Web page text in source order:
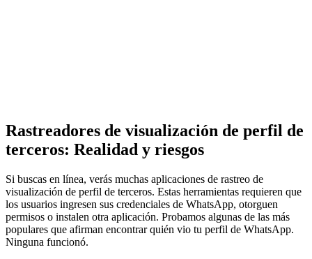
Rastreadores de visualización de perfil de
terceros: Realidad y riesgos
Si buscas en línea, verás muchas aplicaciones de rastreo de
visualización de perfil de terceros. Estas herramientas requieren que
los usuarios ingresen sus credenciales de WhatsApp, otorguen
permisos o instalen otra aplicación. Probamos algunas de las más
populares que afirman encontrar quién vio tu perfil de WhatsApp.
Ninguna funcionó.